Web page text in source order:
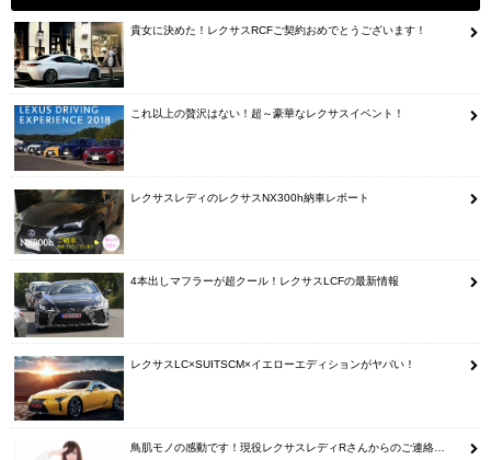
貴女に決めた！レクサスRCFご契約おめでとうございます！
これ以上の贅沢はない！超～豪華なレクサスイベント！
レクサスレディのレクサスNX300h納車レポート
4本出しマフラーが超クール！レクサスLCFの最新情報
レクサスLC×SUITSCM×イエローエディションがヤバい！
鳥肌モノの感動です！現役レクサスレディRさんからのご連絡…